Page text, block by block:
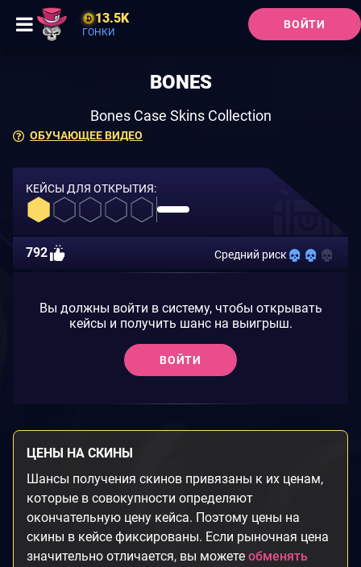
13.5K
ГОНКИ
ВОЙТИ
ОБУЧАЮЩЕЕ ВИДЕО
BONES
Bones Case Skins Collection
КЕЙСЫ ДЛЯ ОТКРЫТИЯ:
792 Средний риск
Вы должны войти в систему, чтобы открывать
кейсы и получить шанс на выигрыш.
ВОЙТИ
ЦЕНЫ НА СКИНЫ
Шансы получения скинов привязаны к их ценам,
которые в совокупности определяют
окончательную цену кейса. Поэтому цены на
скины в кейсе фиксированы. Если рыночная цена
значительно отличается, вы можете обменять